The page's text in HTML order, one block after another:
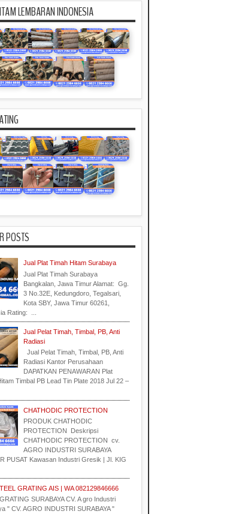
LEMBARAN INDONESIA
POSTS
Jual Plat Timah Hitam Surabaya
Jual Plat Timah Surabaya
Bangkalan, Jawa Timur Alamat: Gg.
3 No.32E, Kedungdoro, Tegalsari,
Kota SBY, Jawa Timur 60261,
Rating: ...
Jual Pelat Timah, Timbal, PB, Anti
Radiasi
Jual Pelat Timah, Timbal, PB, Anti
Radiasi Kantor Perusahaan
DAPATKAN PENAWARAN Plat
Timbal PB Lead Tin Plate 2018 Jul 22 –
CHATHODIC PROTECTION
PRODUK CHATHODIC
PROTECTION Deskripsi
CHATHODIC PROTECTION cv.
AGRO INDUSTRI SURABAYA
PUSAT Kawasan Industri Gresik | Jl. KIG
GRATING AIS | WA 082129846666
SURABAYA CV. A gro Industri
" CV. AGRO INDUSTRI SURABAYA "